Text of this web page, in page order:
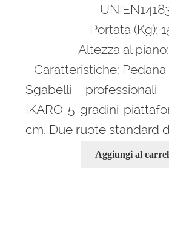
Portata (Kg):
Altezza al
Caratteristiche:
Sgabelli
IKARO 5 gradini
cm. Due ruote standard
Aggiungi al